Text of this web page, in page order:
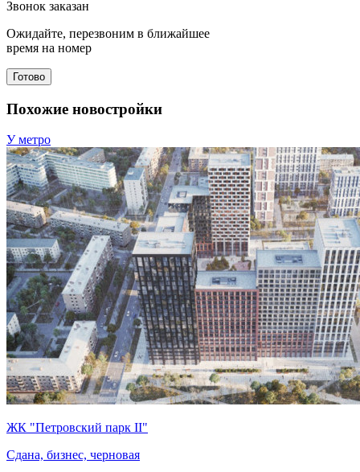
Звонок заказан
Ожидайте, перезвоним в ближайшее
время на номер
Готово
Похожие новостройки
У метро
ЖК "Петровский парк II"
Сдана, бизнес, черновая